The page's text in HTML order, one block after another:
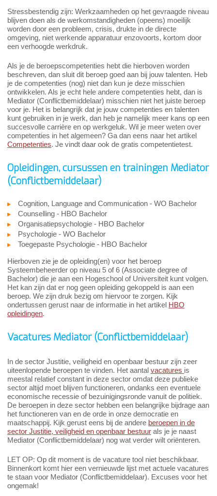
Stressbestendig zijn: Werkzaamheden op het gevraagde niveau
blijven doen als de werkomstandigheden (opeens) moeilijk
worden door een probleem, crisis, drukte in de directe
omgeving, niet werkende apparatuur enzovoorts, kortom door
een verhoogde werkdruk.
Als je de beroepscompetenties hebt die hierboven worden
beschreven, dan sluit dit beroep goed aan bij jouw talenten. Heb
je de competenties (nog) niet dan kun je deze misschien
ontwikkelen. Als je echt hele andere competenties hebt, dan is
Mediator (Conflictbemiddelaar) misschien niet het juiste beroep
voor je. Het is belangrijk dat je jouw competenties en talenten
kunt gebruiken in je werk, dan heb je namelijk meer kans op een
succesvolle carrière en op werkgeluk. Wil je meer weten over
competenties in het algemeen? Ga dan eens naar het artikel
Competenties. Je vindt daar ook de gratis competentietest.
Opleidingen, cursussen en trainingen Mediator
(Conflictbemiddelaar)
Cognition, Language and Communication - WO Bachelor
Counselling - HBO Bachelor
Organisatiepsychologie - HBO Bachelor
Psychologie - WO Bachelor
Toegepaste Psychologie - HBO Bachelor
Hierboven zie je de opleiding(en) voor het beroep
Systeembeheerder op niveau 5 of 6 (Associate degree of
Bachelor) die je aan een Hogeschool of Universiteit kunt volgen.
Het kan zijn dat er nog geen opleiding gekoppeld is aan een
beroep. We zijn druk bezig om hiervoor te zorgen. Kijk
ondertussen gerust naar de informatie in het artikel HBO
opleidingen.
Vacatures Mediator (Conflictbemiddelaar)
In de sector Justitie, veiligheid en openbaar bestuur zijn zeer
uiteenlopende beroepen te vinden. Het aantal vacatures is
meestal relatief constant in deze sector omdat deze publieke
sector altijd moet blijven functioneren, ondanks een eventuele
economische recessie of bezuinigingsronde vanuit de politiek.
De beroepen in deze sector hebben een belangrijke bijdrage aan
het functioneren van en de orde in onze democratie en
maatschappij. Kijk gerust eens bij de andere beroepen in de
sector Justitie, veiligheid en openbaar bestuur als je je naast
Mediator (Conflictbemiddelaar) nog wat verder wilt oriënteren.
LET OP: Op dit moment is de vacature tool niet beschikbaar.
Binnenkort komt hier een vernieuwde lijst met actuele vacatures
te staan voor Mediator (Conflictbemiddelaar). Excuses voor het
ongemak!